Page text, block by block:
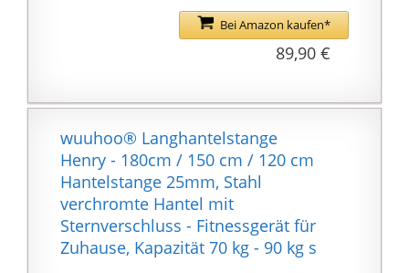
nichts beschädigt
werden.
Solide Verarbeitung ✓
Hantelscheiben
bestehen aus einer
robusten
Kunststoffummantelun
g und sind mit einer
verdichteten
Zementmischung
Bei Amazon kaufen*
89,90 €
wuuhoo® Langhantelstange
Henry - 180cm / 150 cm / 120 cm
Hantelstange 25mm, Stahl
verchromte Hantel mit
Sternverschluss - Fitnessgerät für
Zuhause, Kapazität 70 kg - 90 kg s